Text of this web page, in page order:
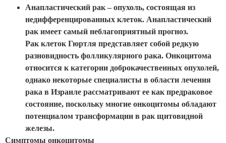
Анапластический рак – опухоль, состоящая из
недифференцированных клеток. Анапластический
рак имеет самый неблагоприятный прогноз.
Рак клеток Гюртля представляет собой редкую
разновидность фолликулярного рака. Онкоцитома
относится к категории доброкачественных опухолей,
однако некоторые специалисты в области лечения
рака в Израиле рассматривают ее как предраковое
состояние, поскольку многие онкоцитомы обладают
потенциалом трансформации в рак щитовидной
железы.
Симптомы онкоцитомы